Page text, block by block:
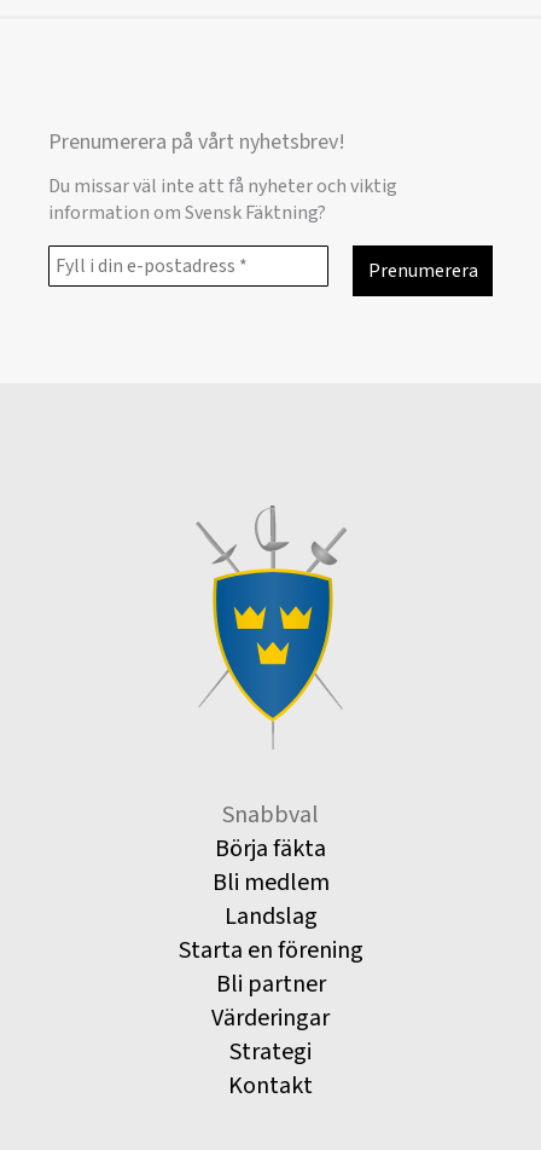
Prenumerera på vårt nyhetsbrev!
Du missar väl inte att få nyheter och viktig
information om Svensk Fäktning?
Snabbval
Börja fäkta
Bli medlem
Landslag
Starta en förening
Bli partner
Värderingar
Strategi
Kontakt